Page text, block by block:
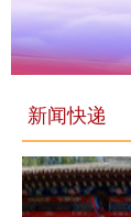
新闻快递